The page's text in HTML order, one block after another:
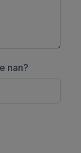
nan?